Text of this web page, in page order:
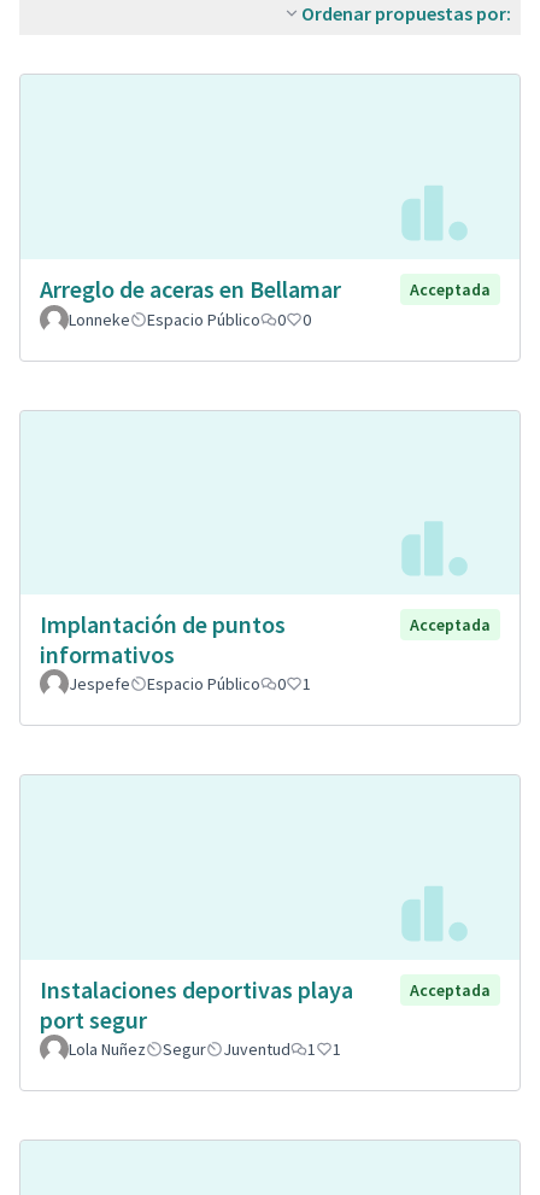
Ordenar propuestas por:
Arreglo de aceras en Bellamar
Acceptada
Lonneke
Espacio Público 0 0
Implantación de puntos
informativos
Acceptada
Jespefe Espacio Público 0 1
Instalaciones deportivas playa
port segur
Acceptada
Lola Nuñez Segur Juventud 1 1